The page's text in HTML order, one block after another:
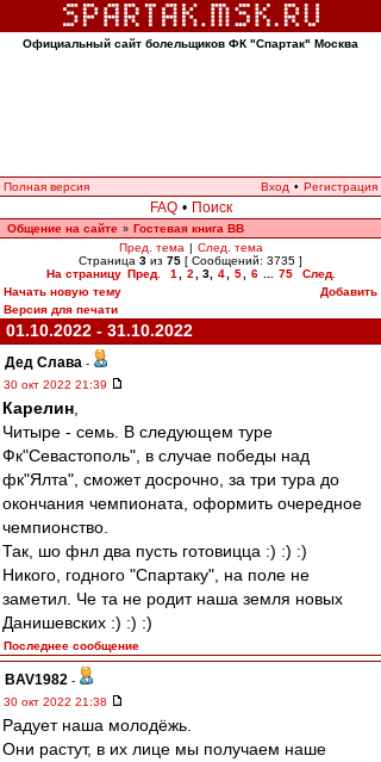
Официальный сайт болельщиков ФК "Спартак" Москва
Полная версия Вход • Регистрация
FAQ • Поиск
Общение на сайте » Гостевая книга ВВ
Пред. тема | След. тема
Страница 3 из 75 [ Сообщений: 3735 ]
На страницу Пред. 1 2 3, 4 5 6 75
След.
Начать новую тему
Добавить
Версия для печати
01.10.2022 - 31.10.2022
Дед Слава -
30 окт 2022 21:39
Карелин
Читыре - семь. В следующем туре
Фк"Севастополь", в случае победы над
фк"Ялта", сможет досрочно, за три тура до
окончания чемпионата, оформить очередное
чемпионство.
Так, шо фнл два пусть готовицца :) :) :)
Никого, годного "Спартаку", на поле не
заметил. Че та не родит наша земля новых
Данишевских :) :) :)
Последнее сообщение
BAV1982 -
30 окт 2022 21:38
Радует наша молодёжь.
Они растут, в их лице мы получаем наше